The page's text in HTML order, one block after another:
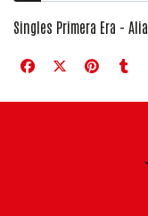
Singles Primera Era -